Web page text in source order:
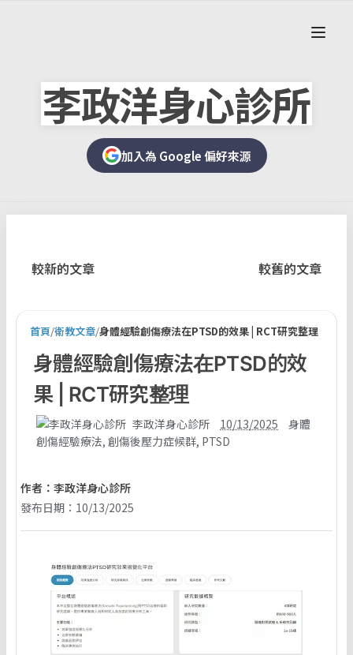
李政洋身心診所
加入為 Google 偏好來源
較新的文章 較舊的文章
首頁/衛教文章/身體經驗創傷療法在PTSD的效果 | RCT研究整理
身體經驗創傷療法在PTSD的效
果 | RCT研究整理
李政洋身心診所 10/13/2025
身體
創傷經驗療法, 創傷後壓力症候群, PTSD
作者： 李政洋身心診所
發布日期：10/13/2025